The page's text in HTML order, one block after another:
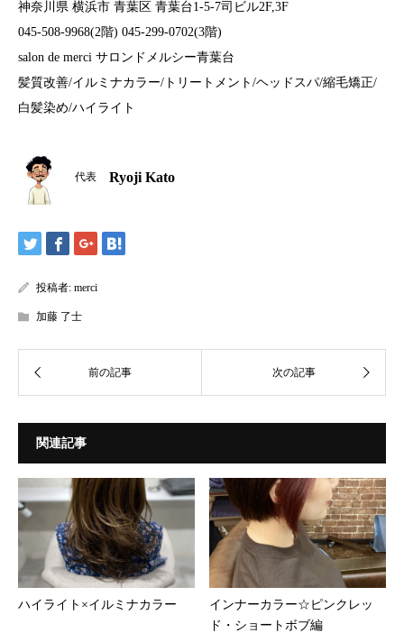
神奈川県 横浜市 青葉区 青葉台1-5-7司ビル2F,3F
045-508-9968(2階) 045-299-0702(3階)
salon de merci サロンドメルシー青葉台
髪質改善/イルミナカラー/トリートメント/ヘッドスパ/縮毛矯正/
白髪染め/ハイライト
代表 Ryoji Kato
投稿者: merci
加藤 了士
関連記事
ハイライト×イルミナカラー
インナーカラー☆ピンクレッ
ド・ショートボブ編